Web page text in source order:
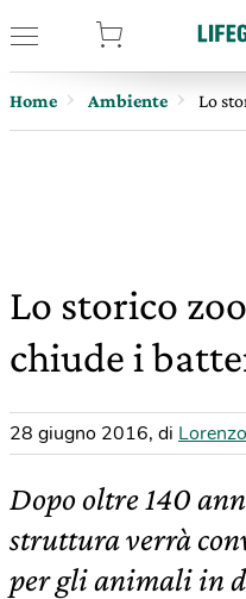
Home Ambiente Lo
Lo storico
chiude i
28 giugno 2016, di
Dopo oltre 140
struttura verrà
per gli animali in